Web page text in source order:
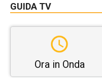
GUIDA TV
Ora in Onda